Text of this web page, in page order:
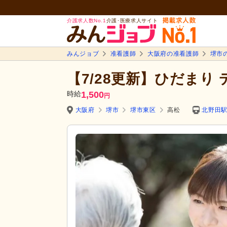
介護求人数No.1 介護･医療求人サイト
みんジョブ 准看護師 大阪府の准看護師 堺市
【7/28更新】ひだまり
時給1,500円
大阪府
堺市 堺市東区 高松 北野田駅